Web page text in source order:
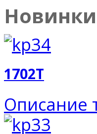
1702T
Описание